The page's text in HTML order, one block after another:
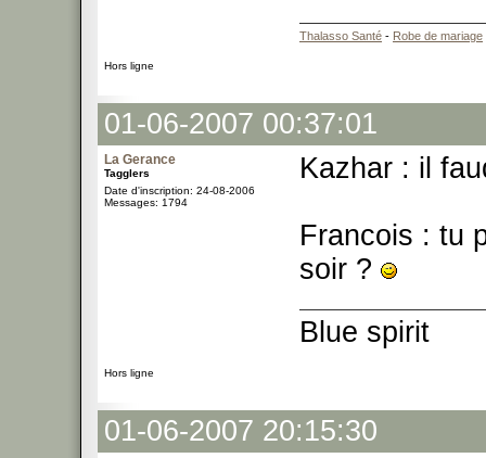
Thalasso Santé - Robe de mariage
Hors ligne
01-06-2007 00:37:01
La Gerance
Tagglers
Date d'inscription: 24-08-2006
Messages: 1794
Kazhar : il
Francois : tu
soir ?
Blue spirit
Hors ligne
01-06-2007 20:15:30